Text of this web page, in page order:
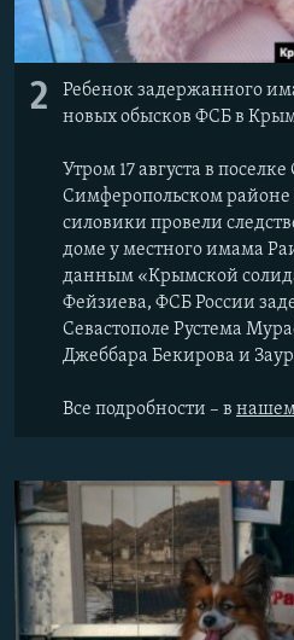
2
Ребенок задержанного
новых обысков ФСБ в
Утром 17 августа в
Симферопольском
силовики провели
доме у местного имама
данным «Крымской
Фейзиева, ФСБ России
Севастополе Рустема
Джеббара Бекирова и
Все подробности – в нашем